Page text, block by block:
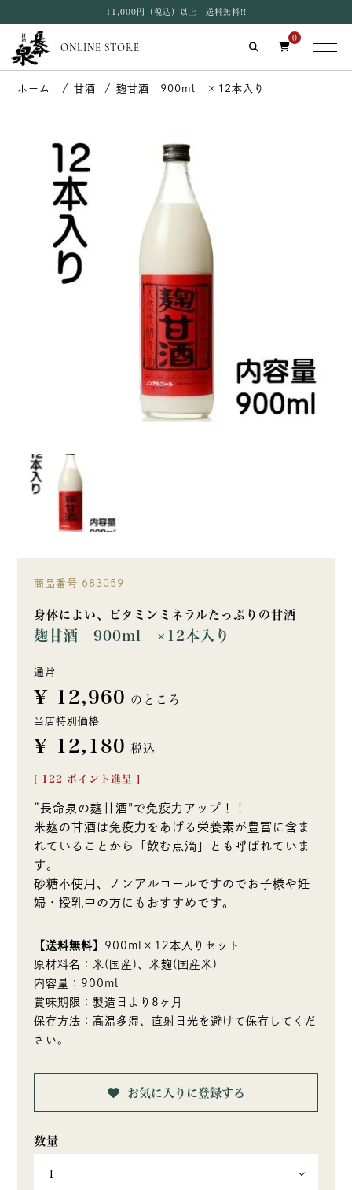
11,000円（税込）以上 送料無料!!
ONLINE STORE
0
甘酒 麹甘酒 900ml ×12本入り
商品番号 683059
身体によい、ビタミンミネラルたっぷりの甘酒
麹甘酒 900ml ×12本入り
通常
¥ 12,960 のところ
当店特別価格
¥ 12,180 税込
122 ポイント進呈 ]
”長命泉の麹甘酒"で免疫力アップ！！
米麹の甘酒は免疫力をあげる栄養素が豊富に含ま
れていることから「飲む点滴」とも呼ばれていま
す。
砂糖不使用、ノンアルコールですのでお子様や妊
婦・授乳中の方にもおすすめです。
【送料無料】
900ml×12本入りセット
原材料名：米(国産)、米麹(国産米)
内容量：900ml
賞味期限：製造日より8ヶ月
保存方法：高温多湿、直射日光を避けて保存してくだ
さい。
お気に入りに登録する